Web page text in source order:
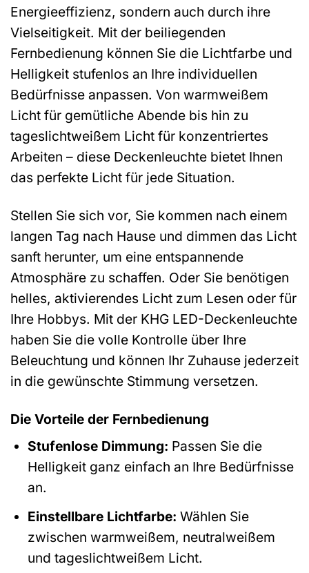
Energieeffizienz, sondern auch durch ihre
Vielseitigkeit. Mit der beiliegenden
Fernbedienung können Sie die Lichtfarbe und
Helligkeit stufenlos an Ihre individuellen
Bedürfnisse anpassen. Von warmweißem
Licht für gemütliche Abende bis hin zu
tageslichtweißem Licht für konzentriertes
Arbeiten – diese Deckenleuchte bietet Ihnen
das perfekte Licht für jede Situation.
Stellen Sie sich vor, Sie kommen nach einem
langen Tag nach Hause und dimmen das Licht
sanft herunter, um eine entspannende
Atmosphäre zu schaffen. Oder Sie benötigen
helles, aktivierendes Licht zum Lesen oder für
Ihre Hobbys. Mit der KHG LED-Deckenleuchte
haben Sie die volle Kontrolle über Ihre
Beleuchtung und können Ihr Zuhause jederzeit
in die gewünschte Stimmung versetzen.
Die Vorteile der Fernbedienung
Stufenlose Dimmung: Passen Sie die
Helligkeit ganz einfach an Ihre Bedürfnisse
an.
Einstellbare Lichtfarbe: Wählen Sie
zwischen warmweißem, neutralweißem
und tageslichtweißem Licht.